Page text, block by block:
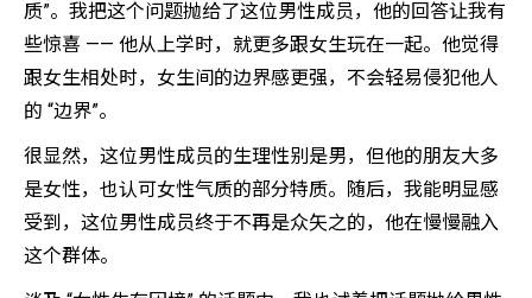
质”。我把这个问题抛给了这位男性成员，他的回答让我有
些惊喜 —— 他从上学时，就更多跟女生玩在一起。他觉得
跟女生相处时，女生间的边界感更强，不会轻易侵犯他人
的 “边界”。
很显然，这位男性成员的生理性别是男，但他的朋友大多
是女性，也认可女性气质的部分特质。随后，我能明显感
受到，这位男性成员终于不再是众矢之的，他在慢慢融入
这个群体。